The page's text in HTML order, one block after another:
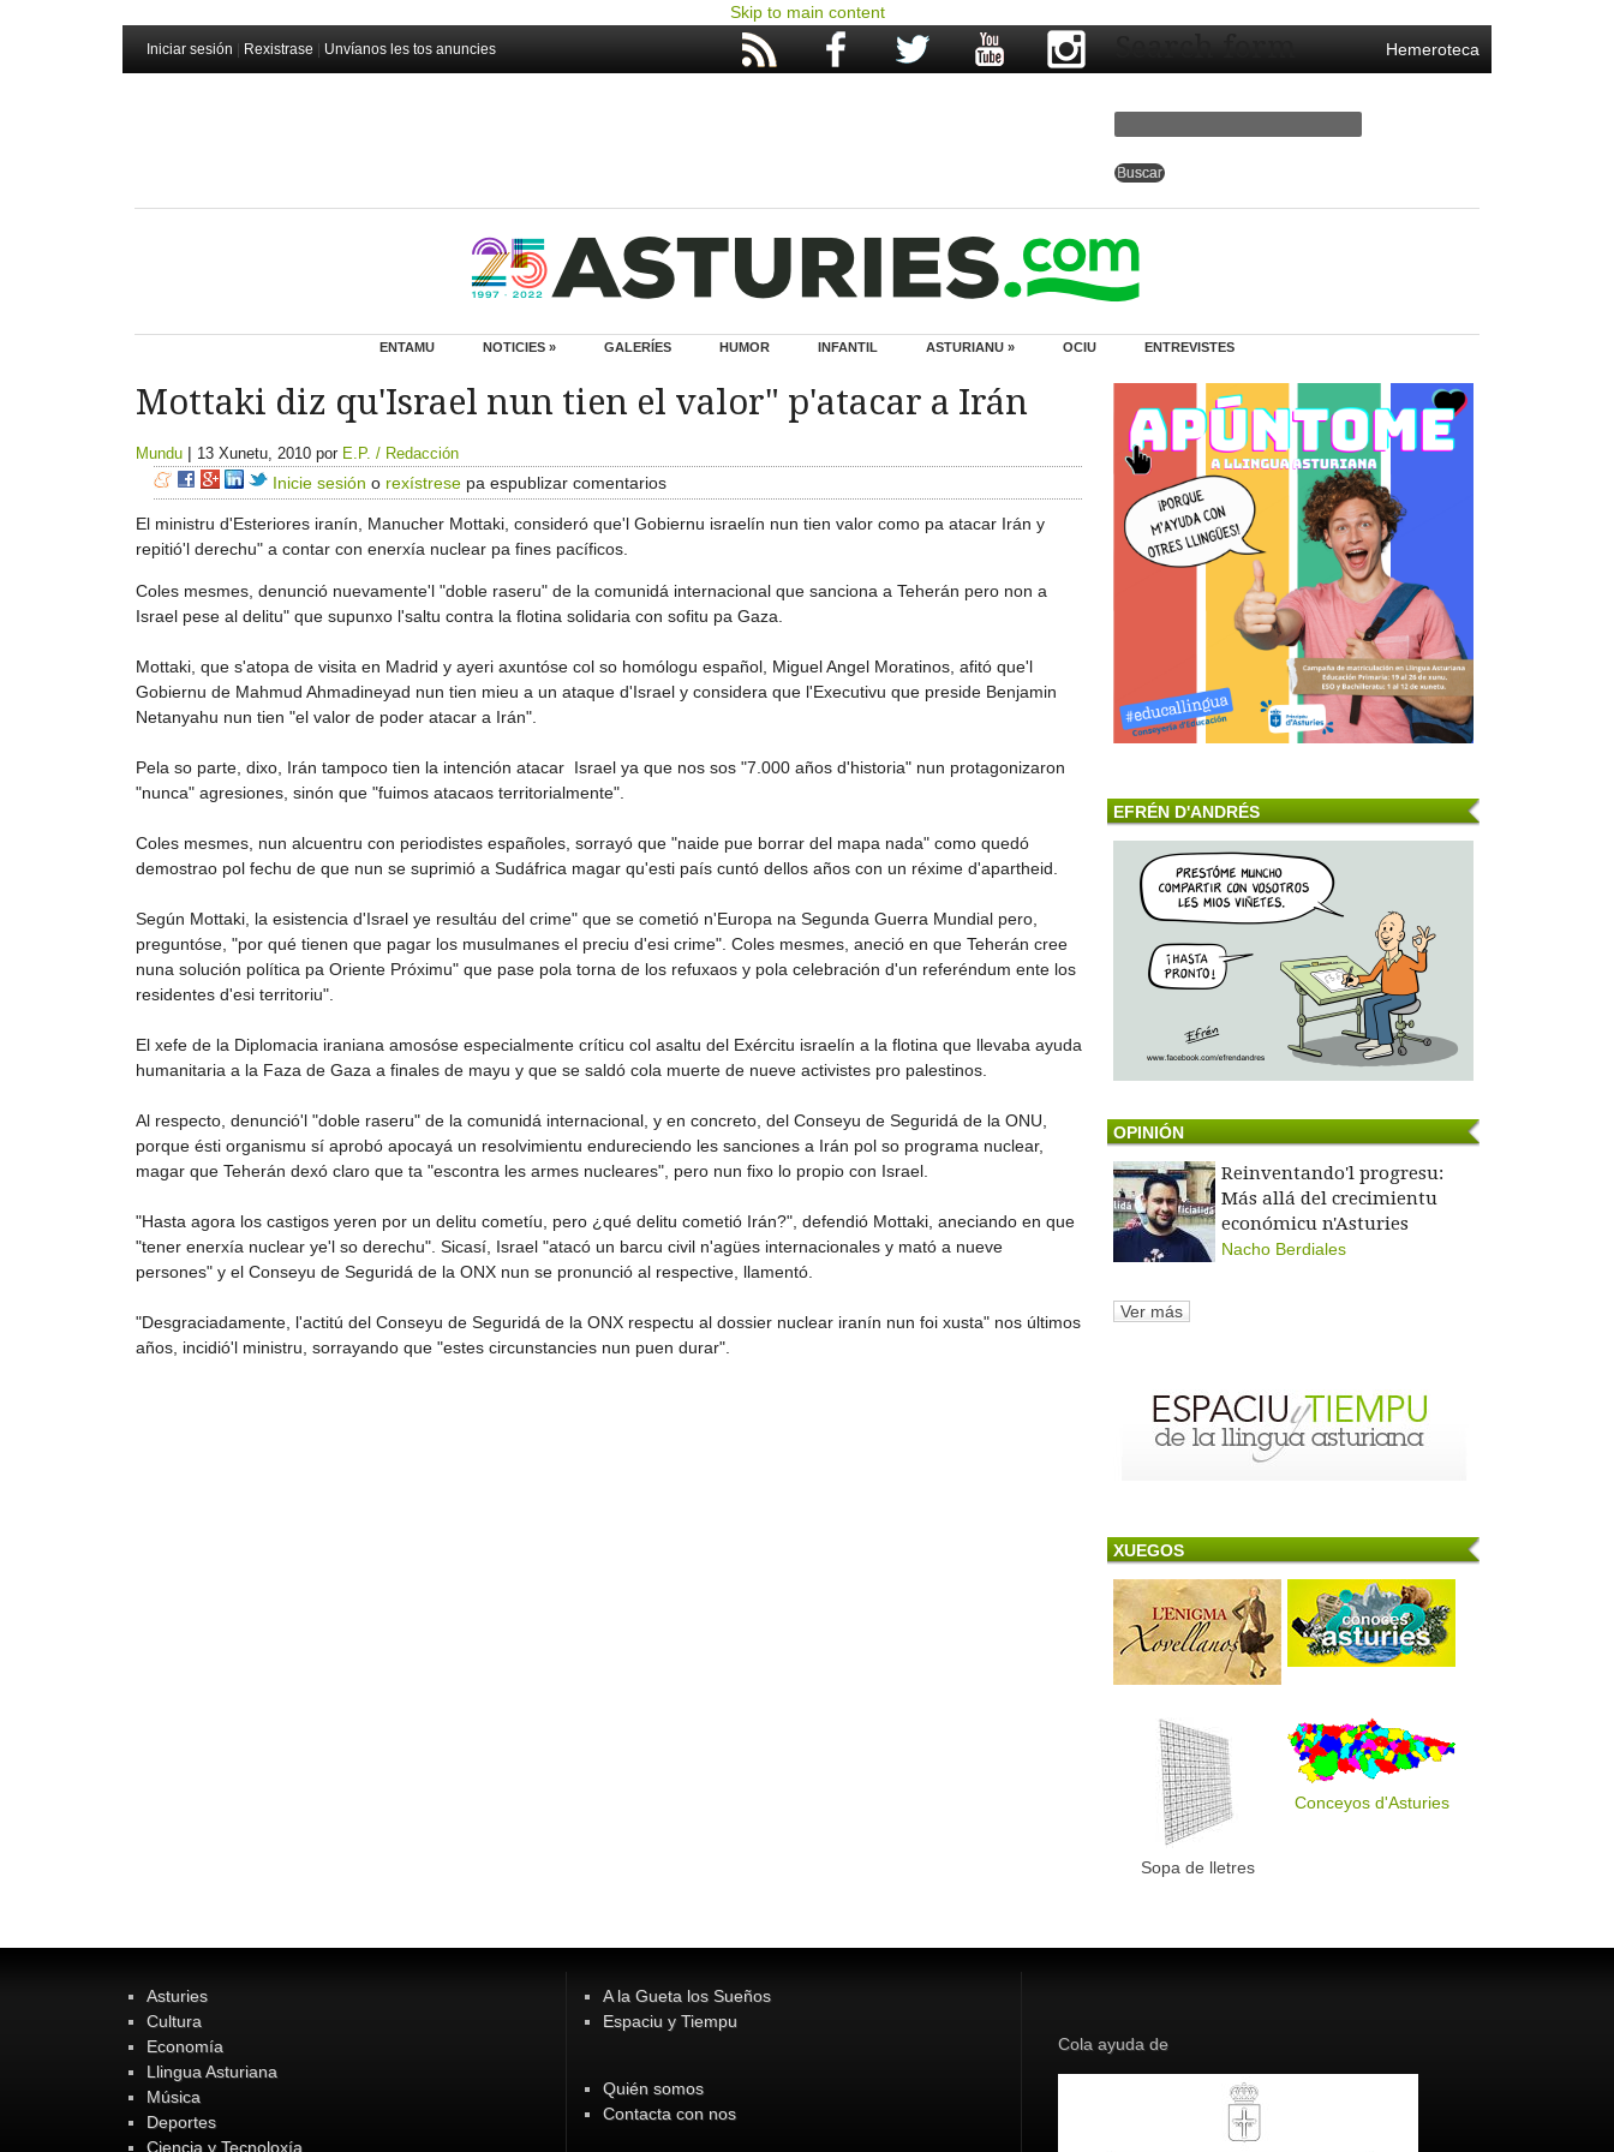
Skip to main content
Iniciar sesión Rexistrase Unvíanos les tos anuncies Hemeroteca
Search form
ENTAMU NOTICIES » GALERÍES HUMOR INFANTIL ASTURIANU » OCIU ENTREVISTES
Mottaki diz qu'Israel nun tien el valor" p'atacar a Irán
Mundu | 13 Xunetu, 2010 por E.P. / Redacción
Inicie sesión o rexístrese pa espublizar comentarios
El ministru d'Esteriores iranín, Manucher Mottaki, consideró que'l Gobiernu israelín nun tien valor como pa atacar Irán y
repitió'l derechu" a contar con enerxía nuclear pa fines pacíficos.
Coles mesmes, denunció nuevamente'l "doble raseru" de la comunidá internacional que sanciona a Teherán pero non a
Israel pese al delitu" que supunxo l'saltu contra la flotina solidaria con sofitu pa Gaza.
Mottaki, que s'atopa de visita en Madrid y ayeri axuntóse col so homólogu español, Miguel Angel Moratinos, afitó que'l
Gobiernu de Mahmud Ahmadineyad nun tien mieu a un ataque d'Israel y considera que l'Executivu que preside Benjamin
Netanyahu nun tien "el valor de poder atacar a Irán".
Pela so parte, dixo, Irán tampoco tien la intención atacar Israel ya que nos sos "7.000 años d'historia" nun protagonizaron
"nunca" agresiones, sinón que "fuimos atacaos territorialmente".
Coles mesmes, nun alcuentru con periodistes españoles, sorrayó que "naide pue borrar del mapa nada" como quedó
demostrao pol fechu de que nun se suprimió a Sudáfrica magar qu'esti país cuntó dellos años con un réxime d'apartheid.
Según Mottaki, la esistencia d'Israel ye resultáu del crime" que se cometió n'Europa na Segunda Guerra Mundial pero,
preguntóse, "por qué tienen que pagar los musulmanes el preciu d'esi crime". Coles mesmes, aneció en que Teherán cree
nuna solución política pa Oriente Próximu" que pase pola torna de los refuxaos y pola celebración d'un referéndum ente los
residentes d'esi territoriu".
El xefe de la Diplomacia iraniana amosóse especialmente críticu col asaltu del Exércitu israelín a la flotina que llevaba ayuda
humanitaria a la Faza de Gaza a finales de mayu y que se saldó cola muerte de nueve activistes pro palestinos.
Al respecto, denunció'l "doble raseru" de la comunidá internacional, y en concreto, del Conseyu de Seguridá de la ONU,
porque ésti organismu sí aprobó apocayá un resolvimientu endureciendo les sanciones a Irán pol so programa nuclear,
magar que Teherán dexó claro que ta "escontra les armes nucleares", pero nun fixo lo propio con Israel.
"Hasta agora los castigos yeren por un delitu cometíu, pero ¿qué delitu cometió Irán?", defendió Mottaki, aneciando en que
"tener enerxía nuclear ye'l so derechu". Sicasí, Israel "atacó un barcu civil n'agües internacionales y mató a nueve
persones" y el Conseyu de Seguridá de la ONX nun se pronunció al respective, llamentó.
"Desgraciadamente, l'actitú del Conseyu de Seguridá de la ONX respectu al dossier nuclear iranín nun foi xusta" nos últimos
años, incidió'l ministru, sorrayando que "estes circunstancies nun puen durar".
EFRÉN D'ANDRÉS
OPINIÓN
Reinventando'l progresu:
Más allá del crecimientu
económicu n'Asturies
Nacho Berdiales
Ver más
XUEGOS
Sopa de lletres
Conceyos d'Asturies
Asturies
Cultura
Economía
Llingua Asturiana
Música
Deportes
Ciencia y Tecnoloxía
A la Gueta los Sueños
Espaciu y Tiempu
Quién somos
Contacta con nos
Cola ayuda de